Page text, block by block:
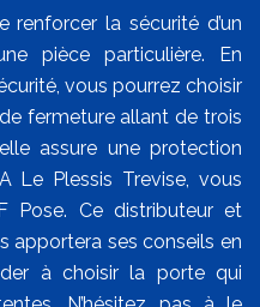
la sécurité d’un
pièce particulière. En
vous pourrez choisir
fermeture allant de trois
assure une protection
Le Plessis Trevise, vous
Pose. Ce distributeur et
apportera ses conseils en
à choisir la porte qui